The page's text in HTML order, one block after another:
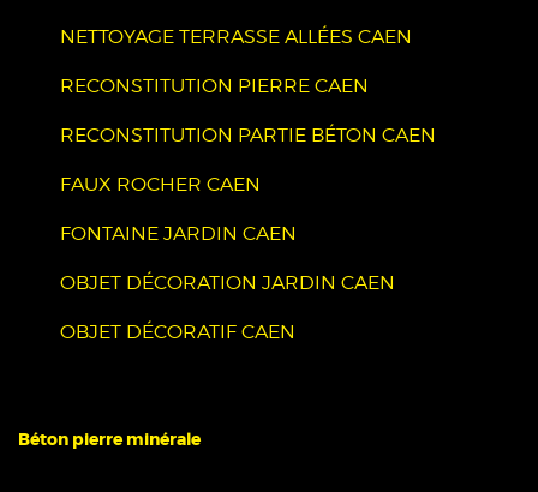
NETTOYAGE TERRASSE ALLÉES CAEN
RECONSTITUTION PIERRE CAEN
RECONSTITUTION PARTIE BÉTON CAEN
FAUX ROCHER CAEN
FONTAINE JARDIN CAEN
OBJET DÉCORATION JARDIN CAEN
OBJET DÉCORATIF CAEN
Béton pierre minérale